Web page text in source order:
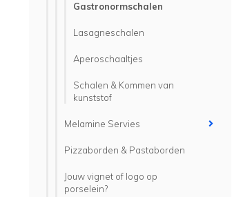
Gastronormschalen
Lasagneschalen
Aperoschaaltjes
Schalen & Kommen van
kunststof
Melamine Servies
Pizzaborden & Pastaborden
Jouw vignet of logo op
porselein?